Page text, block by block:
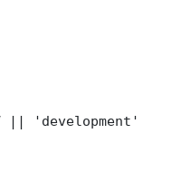
|| 'development'